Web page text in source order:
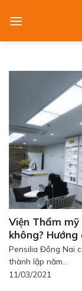
Viện Thẩm
không?
Pensilia Đồng Nai
thành lập năm...
11/03/2021